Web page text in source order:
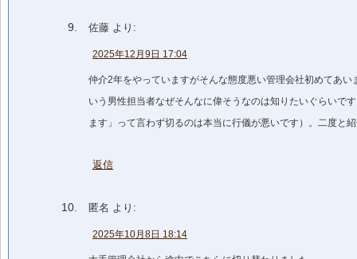
佐藤 より:
2025年12月9日 17:04
仲介2年をやっていますがそんな態度悪い管理会社初めてあい
いう男性担当者なぜそんなに偉そうなのは知りたいぐらいで
ます」って言わず切るのは本当に行儀が悪いです）。二度と
返信
匿名 より:
2025年10月8日 18:14